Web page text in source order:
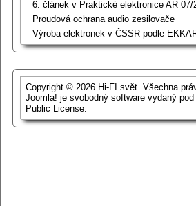
6. článek v Praktické elektronice AR 07/
Proudová ochrana audio zesilovače
Výroba elektronek v ČSSR podle
Copyright © 2026 Hi-FI svět. Všechna
Joomla! je svobodný software vydaný
Public License.